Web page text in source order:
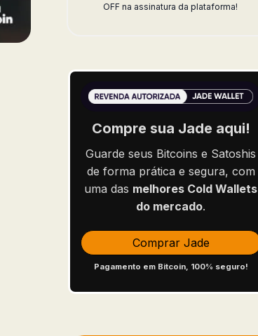
OFF na assinatura da plataforma!
Compre sua Jade aqui!
Guarde seus Bitcoins e Satoshis
de forma prática e segura, com
uma das melhores Cold Wallets
do mercado.
Comprar Jade
Pagamento em Bitcoin, 100% seguro!